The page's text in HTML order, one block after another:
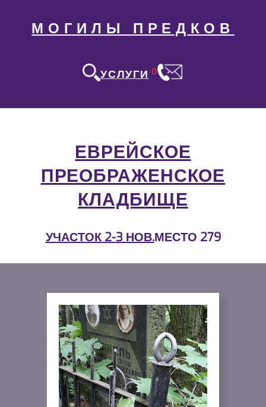
МОГИЛЫ ПРЕДКОВ
УСЛУГИ 0
ЕВРЕЙСКОЕ
ПРЕОБРАЖЕНСКОЕ
КЛАДБИЩЕ
УЧАСТОК 2-3 НОВ.МЕСТО 279